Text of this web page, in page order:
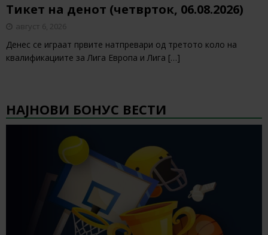
Тикет на денот (четврток, 06.08.2026)
август 6, 2026
Денес се играат првите натпревари од третото коло на
квалификациите за Лига Европа и Лига […]
НАЈНОВИ БОНУС ВЕСТИ